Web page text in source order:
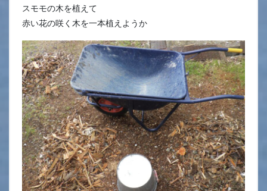
スモモの木を植えて
赤い花の咲く木を一本植えようか